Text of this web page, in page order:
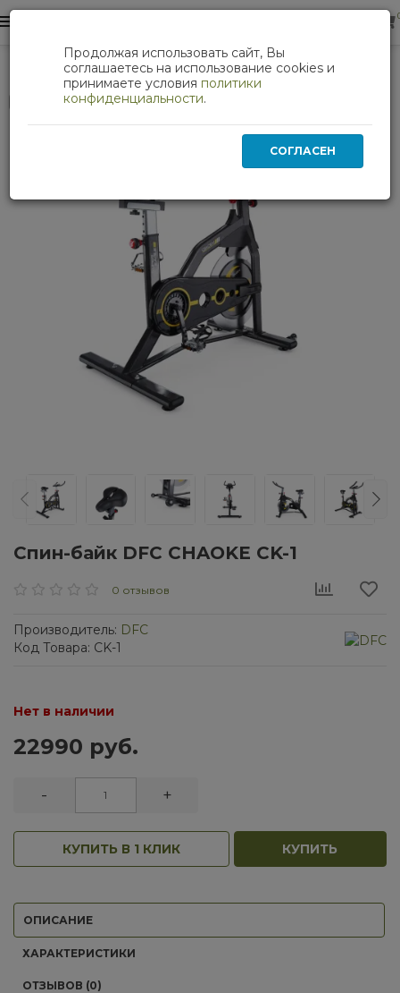
Кардиотренажеры Cпин-байк DFC CHAOKE CK-1
Нет в наличии
Cпин-байк DFC CHAOKE CK-1
0 отзывов
Производитель: DFC
Код Товара: CK-1
Нет в наличии
22990 руб.
- +
КУПИТЬ В 1 КЛИК КУПИТЬ
ОПИСАНИЕ
ХАРАКТЕРИСТИКИ
ОТЗЫВОВ (0)
Продолжая использовать сайт, Вы
соглашаетесь на использование cookies и
принимаете условия политики
конфиденциальности.
СОГЛАСЕН